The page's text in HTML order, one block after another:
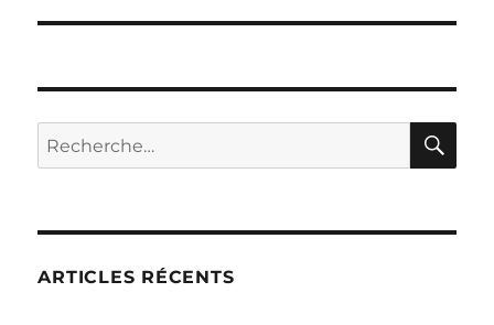
Recherche
pour :
ARTICLES RÉCENTS